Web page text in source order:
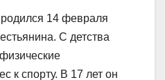
14 февраля
С детства
к спорту. В 17 лет он